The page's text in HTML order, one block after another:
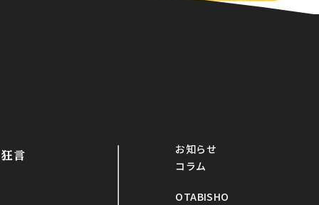
狂言
お知らせ
コラム
OTABISHO